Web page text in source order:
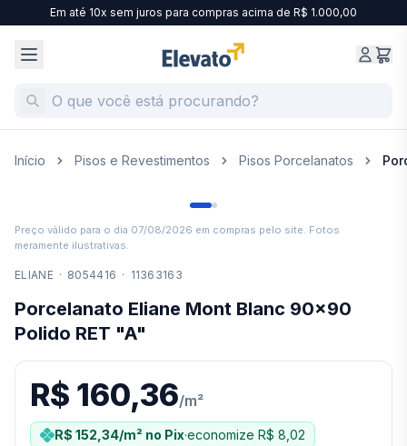
Em até 10x sem juros para compras acima de R$ 1.000,00
Início Pisos e Revestimentos Pisos Porcelanatos
Preço válido para o dia 07/08/2026 em compras pelo site. Fotos
meramente ilustrativas.
ELIANE · 8054416 · 11363163
Porcelanato Eliane Mont Blanc 90x90
Polido RET "A"
R$ 160,36/m²
R$ 152,34/m² no Pix·economize R$ 8,02